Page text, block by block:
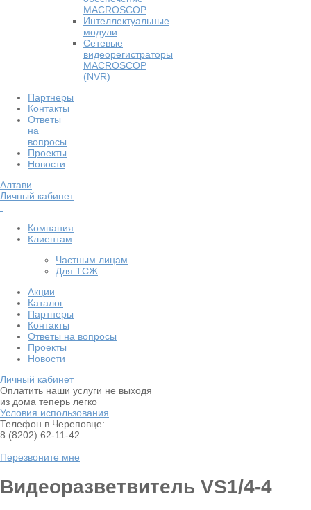
MACROSCOP
Интеллектуальные
модули
Сетевые
видеорегистраторы
MACROSCOP
(NVR)
Партнеры
Контакты
Ответы
на
вопросы
Проекты
Новости
Алтави
Личный кабинет
Компания
Клиентам
Частным лицам
Для ТСЖ
Акции
Каталог
Партнеры
Контакты
Ответы на вопросы
Проекты
Новости
Личный кабинет
Оплатить наши услуги не выходя
из дома теперь легко
Условия использования
Телефон в Череповце:
8 (8202) 62-11-42
Перезвоните мне
Видеоразветвитель VS1/4-4